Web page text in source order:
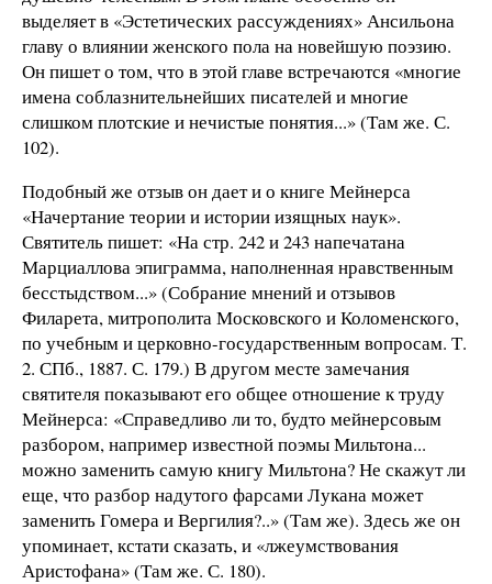
выделяет в «Эстетических рассуждениях» Ансильона
главу о влиянии женского пола на новейшую поэзию.
Он пишет о том, что в этой главе встречаются «многие
имена соблазнительнейших писателей и многие
слишком плотские и нечистые понятия...» (Там же. С.
102).
Подобный же отзыв он дает и о книге Мейнерса
«Начертание теории и истории изящных наук».
Святитель пишет: «На стр. 242 и 243 напечатана
Марциаллова эпиграмма, наполненная нравственным
бесстыдством...» (Собрание мнений и отзывов
Филарета, митрополита Московского и Коломенского,
по учебным и церковно-государственным вопросам. Т.
2. СПб., 1887. С. 179.) В другом месте замечания
святителя показывают его общее отношение к труду
Мейнерса: «Справедливо ли то, будто мейнерсовым
разбором, например известной поэмы Мильтона...
можно заменить самую книгу Мильтона? Не скажут ли
еще, что разбор надутого фарсами Лукана может
заменить Гомера и Вергилия?..» (Там же). Здесь же он
упоминает, кстати сказать, и «лжеумствования
Аристофана» (Там же. С. 180).